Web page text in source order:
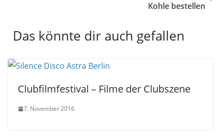
Kohle bestellen
Das könnte dir auch gefallen
Clubfilmfestival – Filme der Clubszene
7. November 2016